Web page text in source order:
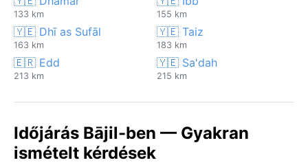
133 km 155 km
🇾🇪 Dhī as Sufāl
163 km
🇾🇪 Taiz
183 km
🇪🇷 Edd
213 km
🇾🇪 Sa'dah
215 km
Időjárás Bājil-ben — Gyakran
ismételt kérdések